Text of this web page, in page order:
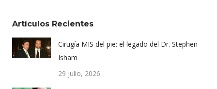
Artículos Recientes
Cirugía MIS del pie: el legado del Dr. Stephen
Isham
29 julio, 2026